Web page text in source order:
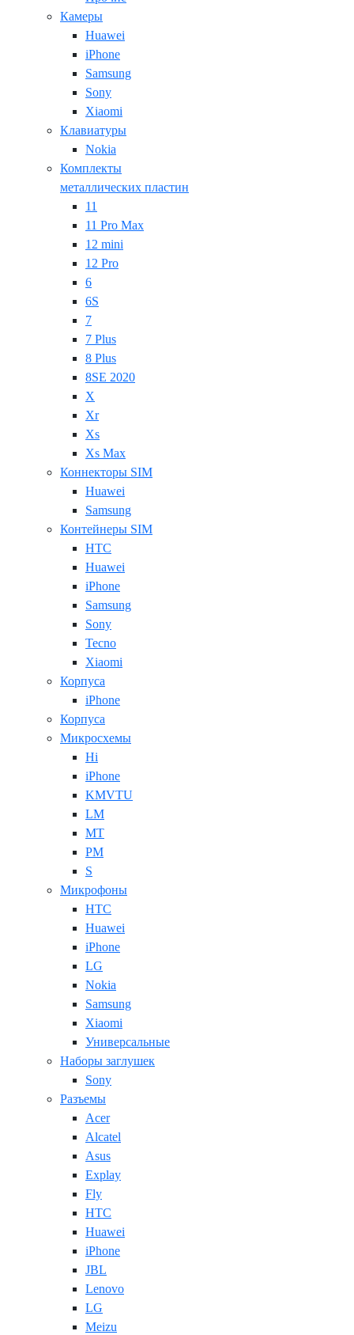
Камеры
Huawei
iPhone
Samsung
Sony
Xiaomi
Клавиатуры
Nokia
Комплекты
металлических пластин
11
11 Pro Max
12 mini
12 Pro
6
6S
7
7 Plus
8 Plus
8SE 2020
X
Xr
Xs
Xs Max
Коннекторы SIM
Huawei
Samsung
Контейнеры SIM
HTC
Huawei
iPhone
Samsung
Sony
Tecno
Xiaomi
Корпуса
iPhone
Корпуса
Микросхемы
Hi
iPhone
KMVTU
LM
MT
PM
S
Микрофоны
HTC
Huawei
iPhone
LG
Nokia
Samsung
Xiaomi
Универсальные
Наборы заглушек
Sony
Разъемы
Acer
Alcatel
Asus
Explay
Fly
HTC
Huawei
iPhone
JBL
Lenovo
LG
Meizu